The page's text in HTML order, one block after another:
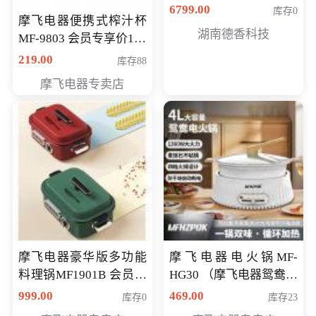
摩飞电器便携式榨汁杯
MF-9803 会员专享价138
元
219.00 库存88
摩飞电器专卖店
6799.00 库存0
湖南德香科技
摩飞电器豪华版多功能
料理锅MF1901B 会员专
享价668元
999.00 库存0
摩飞电器电火锅MF-
HG30 （摩飞电器鸳鸯锅
MF-HG30 ） 会员专享价
469.00 库存23